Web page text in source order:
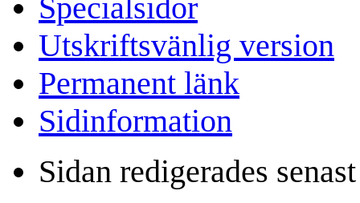
Specialsidor
Utskriftsvänlig version
Permanent länk
Sidinformation
Sidan redigerades